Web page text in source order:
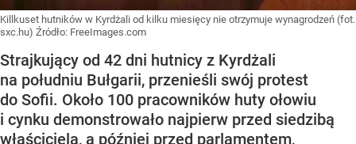
Killkuset hutników w Kyrdżali od kilku miesięcy nie otrzymuje wynagrodzeń (fot.
sxc.hu) Źródło: FreeImages.com
Strajkujący od 42 dni hutnicy z Kyrdżali
na południu Bułgarii, przenieśli swój protest
do Sofii. Około 100 pracowników huty ołowiu
i cynku demonstrowało najpierw przed siedzibą
właściciela, a później przed parlamentem,